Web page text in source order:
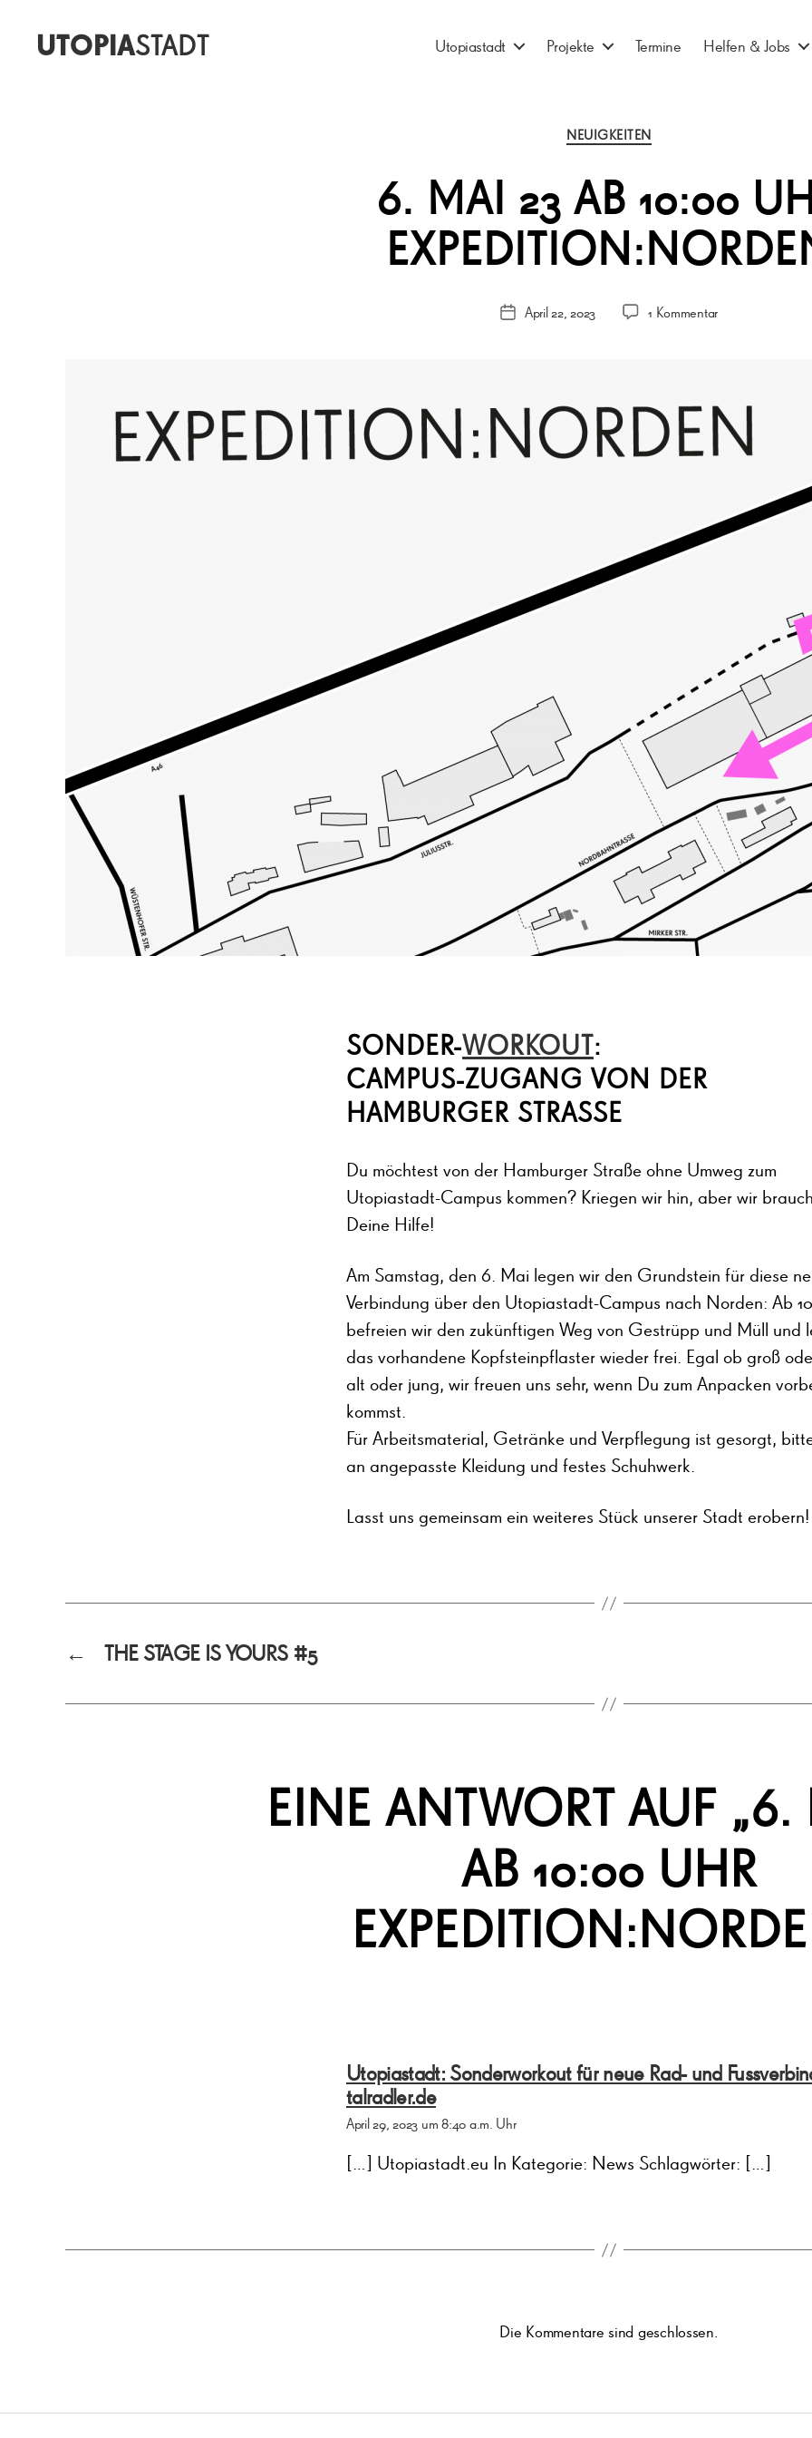
UTOPIASTADT Utopiastadt Projekte Termine Helfen & Jobs
Kategorien
NEUIGKEITEN
6. MAI 23 AB 10:00
Veröffentlichungsdatum
April 22, 2023 1 Kommentarzu
10:00
Uhr
SONDER-WORKOUT:
CAMPUS-ZUGANG VON DER
HAMBURGER STRASSE
Du möchtest von der Hamburger Straße ohne Umweg zum
Utopiastadt-Campus kommen? Kriegen wir hin, aber wir
Deine Hilfe!
Am Samstag, den 6. Mai legen wir den Grundstein für diese
Verbindung über den Utopiastadt-Campus nach Norden: Ab
befreien wir den zukünftigen Weg von Gestrüpp und Müll und
das vorhandene Kopfsteinpflaster wieder frei. Egal ob groß
alt oder jung, wir freuen uns sehr, wenn Du zum Anpacken
kommst.
Für Arbeitsmaterial, Getränke und Verpflegung ist gesorgt,
an angepasste Kleidung und festes Schuhwerk.
Lasst uns gemeinsam ein weiteres Stück unserer Stadt
← THE STAGE IS YOURS #5
EINE ANTWORT AUF „6.
AB 10:00 UHR
Utopiastadt: Sonderworkout für neue Rad- und
talradler.desagt:
April 29, 2023 um 8:40 a.m. Uhr
[…] Utopiastadt.eu In Kategorie: News Schlagwörter: […]
Die Kommentare sind geschlossen.